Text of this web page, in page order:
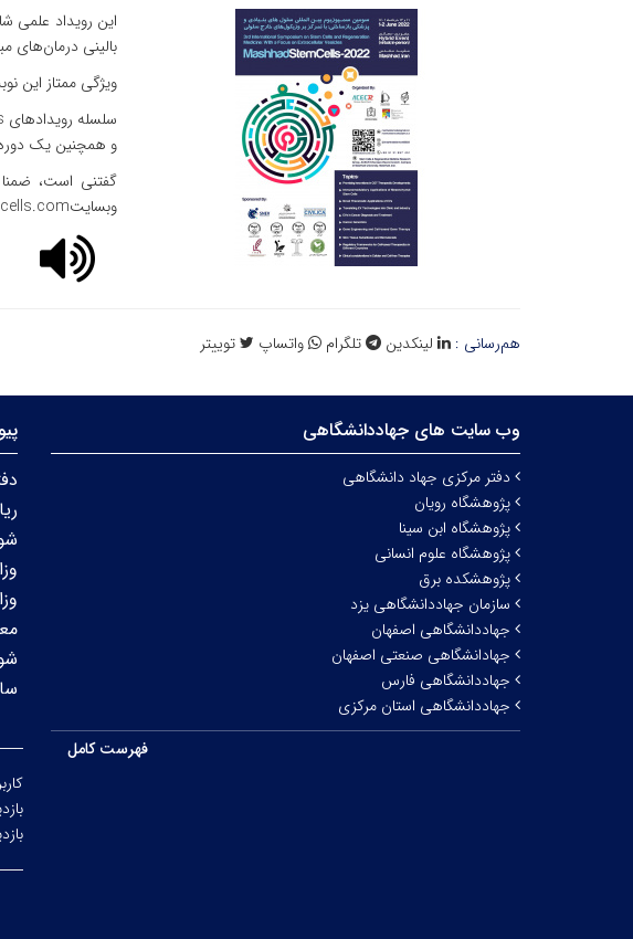
این رویداد علمی
بالینی درمان‌های
ویژگی ممتاز این
و همچنین یک دوره
وبسایتmashhadstemcells.com مراجعه کنند.
هم‌رسانی : لینکدین تلگرام واتساپ توییتر
وب سایت های جهاددانشگاهی
دفتر مرکزی جهاد دانشگاهی
پژوهشگاه رویان
پژوهشگاه ابن سینا
پژوهشگاه علوم انسانی
پژوهشکده برق
سازمان جهاددانشگاهی یزد
جهاددانشگاهی اصفهان
جهادانشگاهی صنعتی اصفهان
جهاددانشگاهی فارس
جهاددانشگاهی استان مرکزی
فهرست کامل